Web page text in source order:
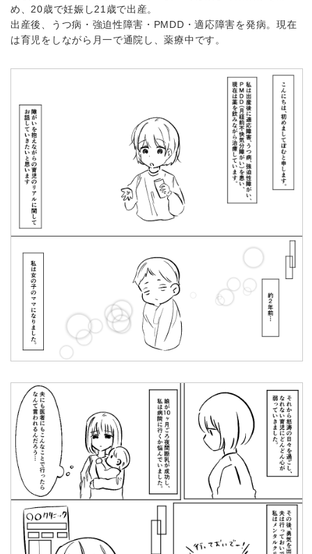
め、20歳で妊娠し21歳で出産。
出産後、うつ病・強迫性障害・PMDD・適応障害を発病。現在
は育児をしながら月一で通院し、薬療中です。